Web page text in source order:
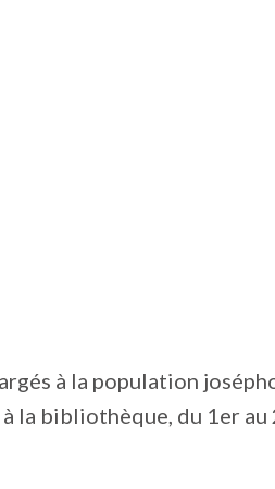
à la population
la bibliothèque, du 1er